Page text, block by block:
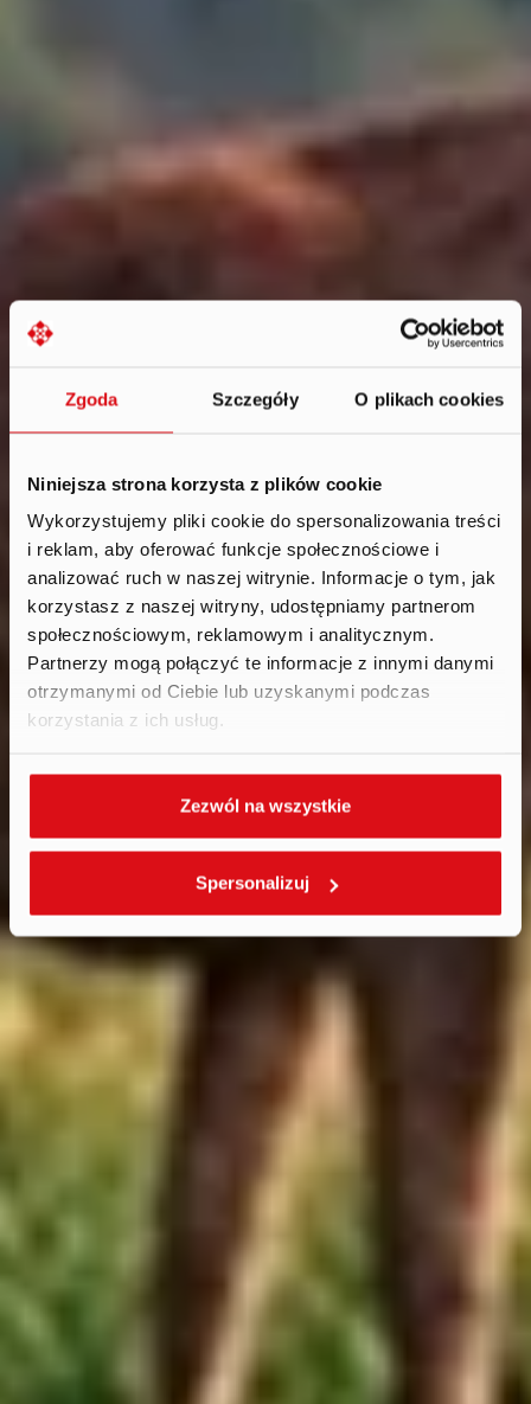
Zgoda Szczegóły O plikach cookies
Niniejsza strona korzysta z plików cookie
Wykorzystujemy pliki cookie do spersonalizowania treści
i reklam, aby oferować funkcje społecznościowe i
analizować ruch w naszej witrynie. Informacje o tym, jak
korzystasz z naszej witryny, udostępniamy partnerom
społecznościowym, reklamowym i analitycznym.
Partnerzy mogą połączyć te informacje z innymi danymi
otrzymanymi od Ciebie lub uzyskanymi podczas
korzystania z ich usług.
Zezwól na wszystkie
Spersonalizuj
News.
2023